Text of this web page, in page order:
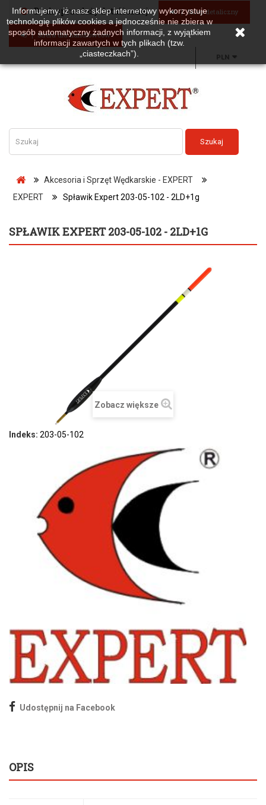
Brak sprzedaży detalicznej Sklep detaliczny
Strefa dla handlowców
PLN
Szukaj
Akcesoria i Sprzęt Wędkarskie - EXPERT
EXPERT
Spławik Expert 203-05-102 - 2LD+1g
SPŁAWIK EXPERT 203-05-102 - 2LD+1G
Zobacz większe
Indeks: 203-05-102
Udostępnij na Facebook
OPIS
Informujemy, iż nasz sklep internetowy wykorzystuje
technologię plików cookies a jednocześnie nie zbiera w
sposób automatyczny żadnych informacji, z wyjątkiem
informacji zawartych w tych plikach (tzw.
„ciasteczkach”).